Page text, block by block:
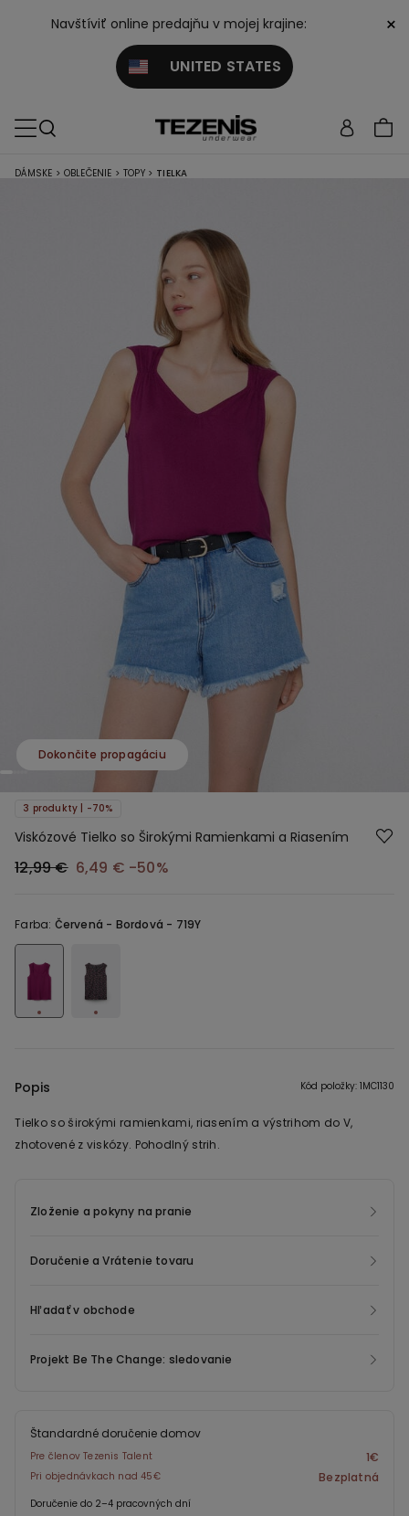
Navštíviť online predajňu v mojej krajine:
UNITED STATES
×
DÁMSKE > OBLEČENIE > TOPY > TIELKA
Dokončite propagáciu
3 produkty | -70%
Viskózové Tielko so Širokými Ramienkami a Riasením
12,99 € 6,49 € -50%
Farba: Červená - Bordová - 719Y
Popis Kód položky: 1MC1130
Tielko so širokými ramienkami, riasením a výstrihom do V,
zhotovené z viskózy. Pohodlný strih.
Zloženie a pokyny na pranie
Doručenie a Vrátenie tovaru
Hľadať v obchode
Projekt Be The Change: sledovanie
Štandardné doručenie domov
Pre členov Tezenis Talent 1€
Pri objednávkach nad 45€ Bezplatná
Doručenie do 2–4 pracovných dní